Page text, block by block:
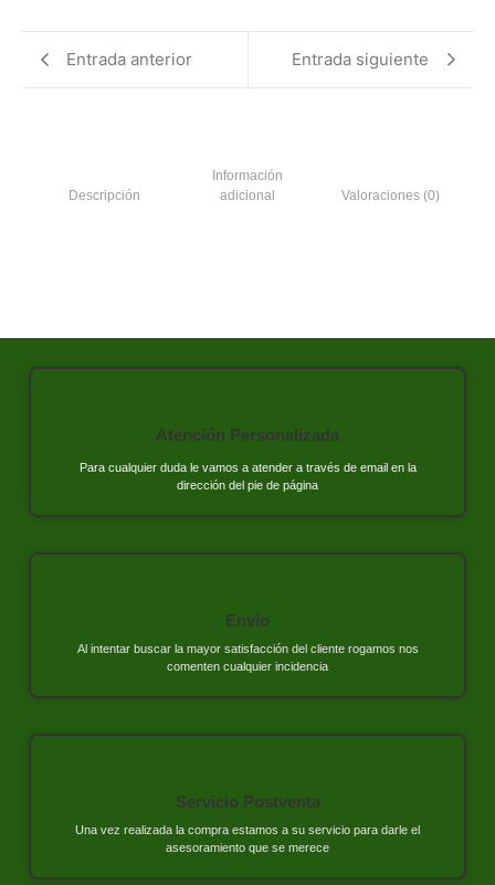
Entrada anterior Entrada siguiente
Descripción
Información
adicional
Valoraciones (0)
Atención Personalizada
Para cualquier duda le vamos a atender a través de email en la
dirección del pie de página
Envío
Al intentar buscar la mayor satisfacción del cliente rogamos nos
comenten cualquier incidencia
Servicio Postventa
Una vez realizada la compra estamos a su servicio para darle el
asesoramiento que se merece